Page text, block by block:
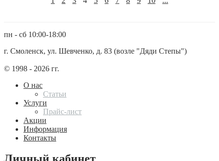
пн - сб 10:00-18:00
г. Смоленск, ул. Шевченко, д. 83 (возле "Дяди Степы")
© 1998 - 2026 гг.
О нас
Статьи
Услуги
Прайс-лист
Акции
Информация
Контакты
Личный кабинет